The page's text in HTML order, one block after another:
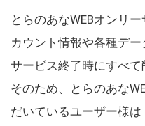
とらのあなWEBオンリ
カウント情報や各種デー
サービス終了時にすべて
そのため、とらのあな
だいているユーザー様は